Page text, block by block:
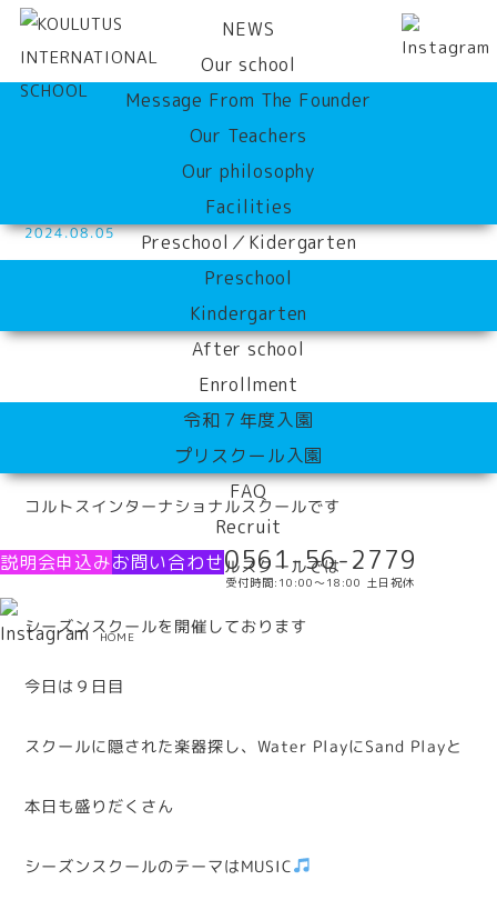
NEWS
Our school
Message From The Founder
Our Teachers
Our philosophy
Facilities
Preschool／Kidergarten
Preschool
Kindergarten
After school
Enrollment
令和７年度入園
プリスクール入園
FAQ
Recruit
説明会申込みお問い合わせ0561-56-2779
受付時間:10:00〜18:00 土日祝休
HOME
Season School DAY9
2024.08.05
コルトスインターナショナルスクールです
コルトスインターナショナルスクールでは
シーズンスクールを開催しております
今日は９日目
スクールに隠された楽器探し、Water PlayにSand Playと
本日も盛りだくさん
シーズンスクールのテーマはMUSIC